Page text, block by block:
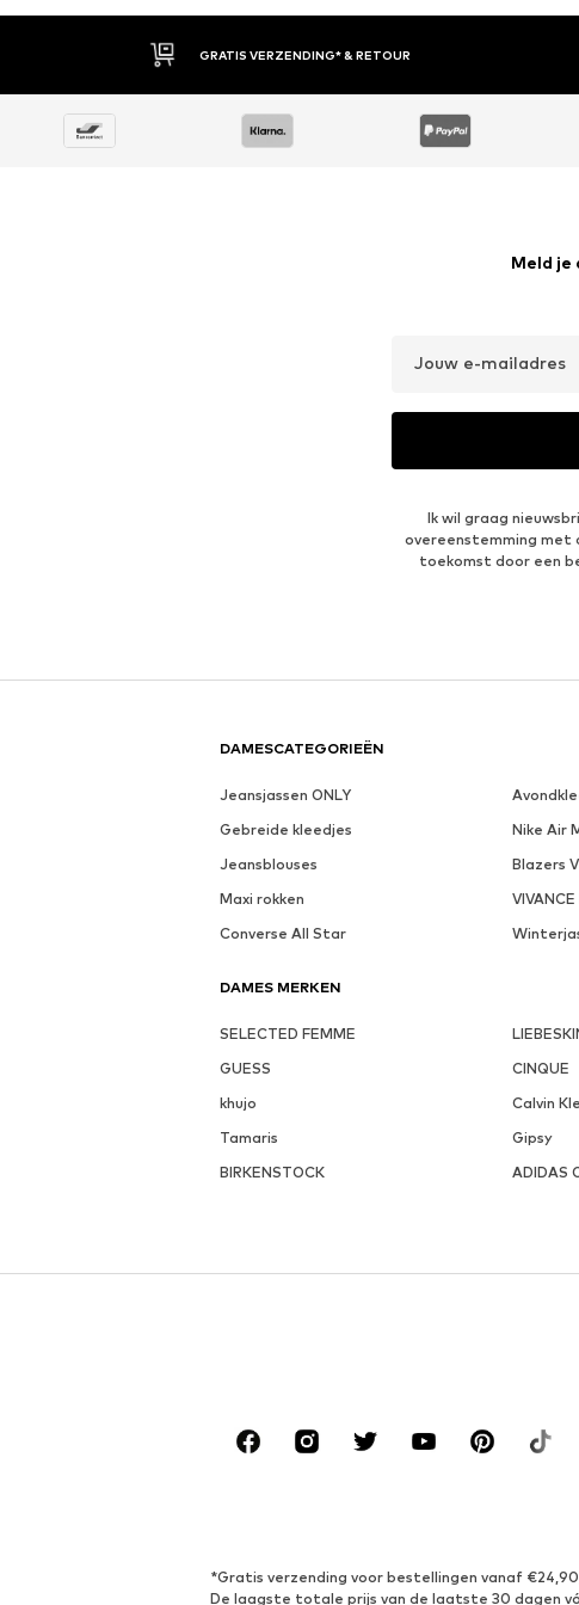
GRATIS VERZENDING* & RETOUR
Meld je
Jouw e-mailadres
Ik wil graag
overeenstemming met
toekomst door een
DAMESCATEGORIEËN
Jeansjassen ONLY
Gebreide kleedjes
Nike Air
Jeansblouses
Blazers
Maxi rokken
Converse All Star
DAMES MERKEN
SELECTED FEMME
GUESS
CINQUE
khujo
Calvin
Tamaris
Gipsy
BIRKENSTOCK
ADIDAS
*Gratis verzending voor bestellingen vanaf
De laagste totale prijs van de laatste 30 dagen